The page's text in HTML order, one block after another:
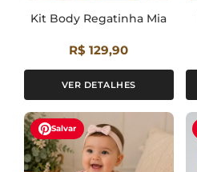
Kit Body Regatinha Mia
R$ 129,90
VER DETALHES
Salvar